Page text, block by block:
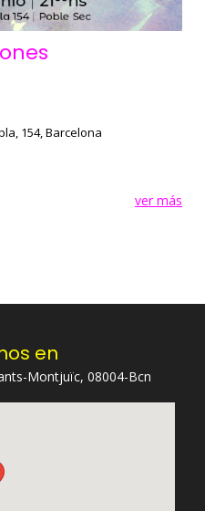
154, Barcelona
ver más
en
Montjuïc, 08004-Bcn